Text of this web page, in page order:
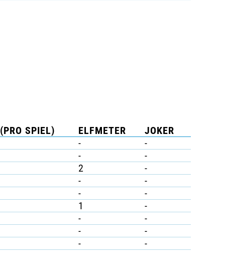
SPIEL) ELFMETER
JOKER
-
-
-
-
2
-
-
-
-
-
1
-
-
-
-
-
-
-